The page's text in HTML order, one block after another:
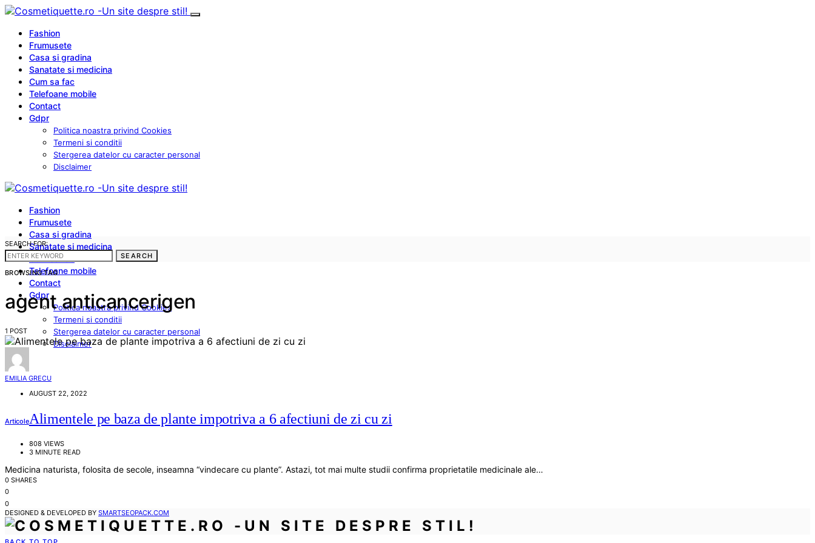
Fashion
Frumusete
Casa si gradina
Sanatate si medicina
Cum sa fac
Telefoane mobile
Contact
Gdpr
Politica noastra privind Cookies
Termeni si conditii
Stergerea datelor cu caracter personal
Disclaimer
Fashion
Frumusete
Casa si gradina
Sanatate si medicina
Cum sa fac
Telefoane mobile
Contact
Gdpr
Politica noastra privind Cookies
Termeni si conditii
Stergerea datelor cu caracter personal
Disclaimer
SEARCH FOR:
SEARCH
BROWSING TAG
agent anticancerigen
1 POST
EMILIA GRECU
AUGUST 22, 2022
ArticoleAlimentele pe baza de plante impotriva a 6 afectiuni de zi cu zi
808 VIEWS
3 MINUTE READ
Medicina naturista, folosita de secole, inseamna “vindecare cu plante”. Astazi, tot mai multe studii confirma proprietatile medicinale ale…
0 SHARES
0
0
DESIGNED & DEVELOPED BY SMARTSEOPACK.COM